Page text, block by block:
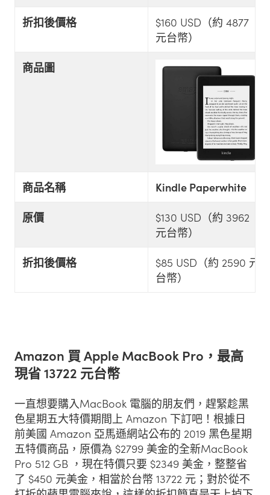
折扣後價格
$160 USD（約 4877
元台幣）
商品圖
商品名稱
Kindle Paperwhite
原價
$130 USD（約 3962
元台幣）
折扣後價格
$85 USD（約 2590 元
台幣）
Amazon 買 Apple MacBook Pro，最高
現省 13722 元台幣
一直想要購入MacBook 電腦的朋友們，趕緊趁黑
色星期五大特價期間上 Amazon 下訂吧！根據日
前美國 Amazon 亞馬遜網站公布的 2019 黑色星期
五特價商品，原價為 $2799 美金的全新MacBook
Pro 512 GB ，現在特價只要 $2349 美金，整整省
了 $450 元美金，相當於台幣 13722 元；對於從不